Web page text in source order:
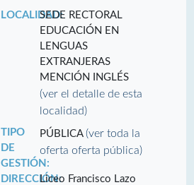
LOCALIDAD:SEDE RECTORAL
EDUCACIÓN EN
LENGUAS
EXTRANJERAS
MENCIÓN INGLÉS
(ver el detalle de esta
localidad)
TIPO
DE
GESTIÓN:
PÚBLICA(ver toda la
oferta oferta pública)
DIRECCIÓN:Liceo Francisco Lazo